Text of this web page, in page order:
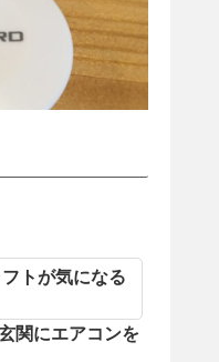
トが気になる
関にエアコンを